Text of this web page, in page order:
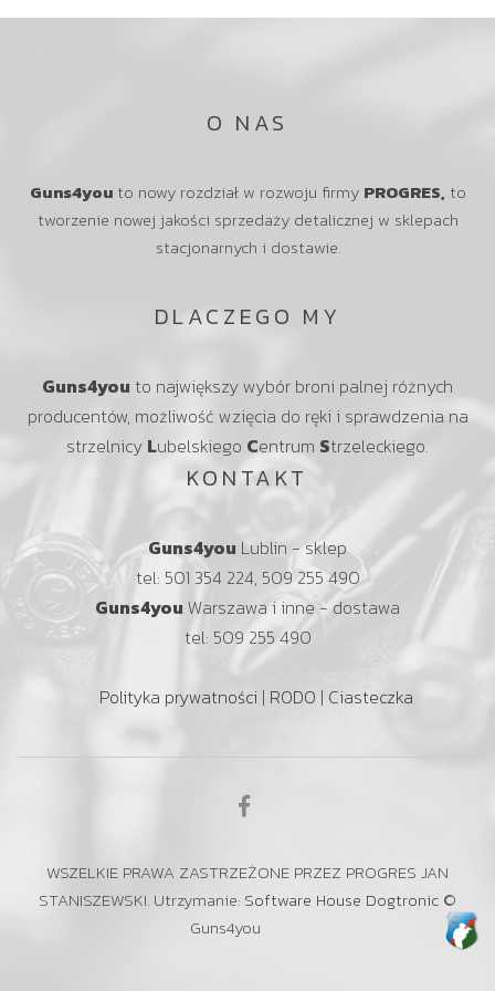
O NAS
Guns4you to nowy rozdział w rozwoju firmy PROGRES, to
tworzenie nowej jakości sprzedaży detalicznej w sklepach
stacjonarnych i dostawie.
DLACZEGO MY
Guns4you to największy wybór broni palnej różnych
producentów, możliwość wzięcia do ręki i sprawdzenia na
strzelnicy Lubelskiego Centrum Strzeleckiego.
KONTAKT
Guns4you Lublin - sklep
tel: 501 354 224, 509 255 490
Guns4you Warszawa i inne - dostawa
tel: 509 255 490
Polityka prywatności | RODO | Ciasteczka
WSZELKIE PRAWA ZASTRZEŻONE PRZEZ PROGRES JAN
STANISZEWSKI. Utrzymanie: Software House Dogtronic ©
Guns4you